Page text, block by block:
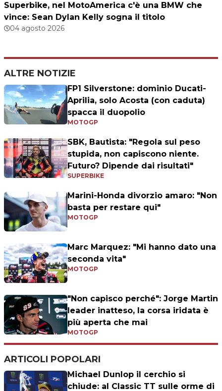
Superbike, nel MotoAmerica c'è una BMW che
vince: Sean Dylan Kelly sogna il titolo
04 agosto 2026
ALTRE NOTIZIE
FP1 Silverstone: dominio Ducati-
Aprilia, solo Acosta (con caduta)
spacca il duopolio
MOTOGP
SBK, Bautista: "Regola sul peso
stupida, non capiscono niente.
Futuro? Dipende dai risultati"
SUPERBIKE
Marini-Honda divorzio amaro: "Non
basta per restare qui"
MOTOGP
Marc Marquez: "Mi hanno dato una
seconda vita"
MOTOGP
"Non capisco perché": Jorge Martin
leader inatteso, la corsa iridata è
più aperta che mai
MOTOGP
ARTICOLI POPOLARI
Michael Dunlop il cerchio si
chiude: al Classic TT sulle orme di